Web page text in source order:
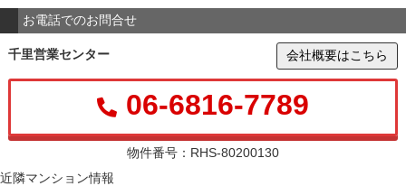
お電話でのお問合せ
千里営業センター 会社概要はこちら
06-6816-7789
物件番号：RHS-80200130
近隣マンション情報